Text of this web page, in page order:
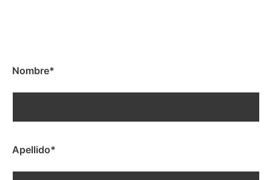
Nombre*
Apellido*